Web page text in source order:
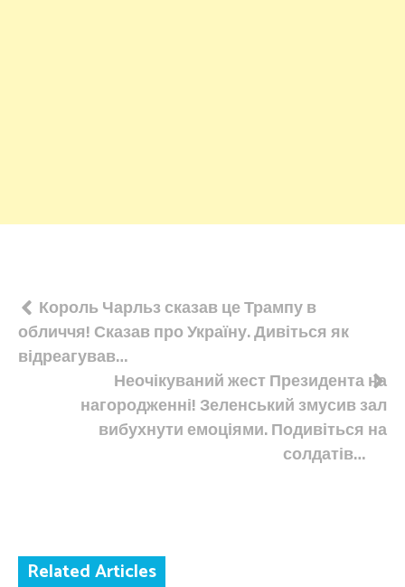
Навігація
записів
Король Чарльз сказав це Трампу в
обличчя! Сказав про Україну. Дивіться як
відреагував…
Неочікуваний жест Президента на
нагородженні! Зеленський змусив зал
вибухнути емоціями. Подивіться на
солдатів…
Related Articles